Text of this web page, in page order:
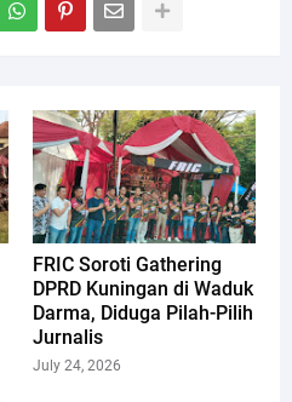
FRIC Soroti Gathering
DPRD Kuningan di Waduk
Darma, Diduga Pilah-Pilih
Jurnalis
July 24, 2026